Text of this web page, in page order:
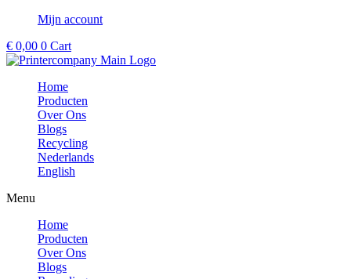
Mijn account
€ 0,00 0 Cart
Home
Producten
Over Ons
Blogs
Recycling
Nederlands
English
Menu
Home
Producten
Over Ons
Blogs